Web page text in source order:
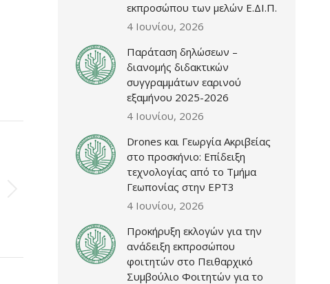
εκπροσώπου των μελών Ε.ΔΙ.Π.
4 Ιουνίου, 2026
Παράταση δηλώσεων –
διανομής διδακτικών
συγγραμμάτων εαρινού
εξαμήνου 2025-2026
4 Ιουνίου, 2026
Drones και Γεωργία Ακριβείας
στο προσκήνιο: Επίδειξη
τεχνολογίας από το Τμήμα
Γεωπονίας στην ΕΡΤ3
4 Ιουνίου, 2026
Προκήρυξη εκλογών για την
ανάδειξη εκπροσώπου
φοιτητών στο Πειθαρχικό
Συμβούλιο Φοιτητών για το